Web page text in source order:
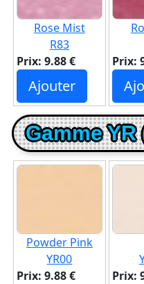
Rose Mist
R83
Prix: 9.88 €
Ajouter
Prix:
Gamme
Powder Pink
YR00
Prix: 9.88 €
Prix: